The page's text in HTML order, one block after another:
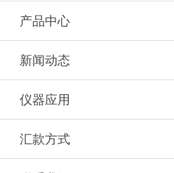
产品中心
新闻动态
仪器应用
汇款方式